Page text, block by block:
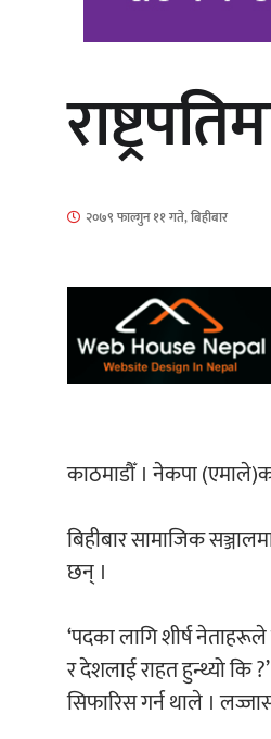
चलचित्र
गीत
२०७९ फाल्गुन ११ गते, बिहीबार
काठमाडौँ । नेकपा
बिहीबार सामाजिक
छन् ।
‘पदका लागि शीर्ष
र देशलाई राहत हुन्थ्यो कि
सिफारिस गर्न थाले ।